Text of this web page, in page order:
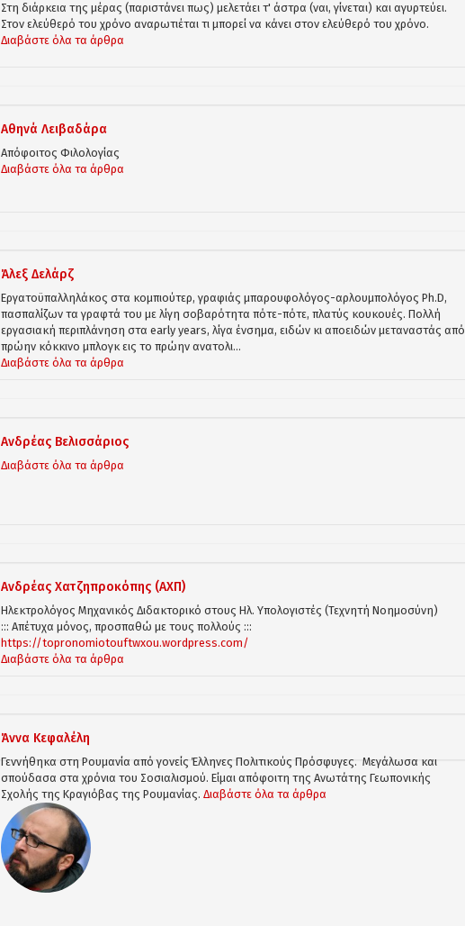
Στη διάρκεια της μέρας (παριστάνει πως) μελετάει τ' άστρα (ναι, γίνεται) και αγυρτεύει.
Στον ελεύθερό του χρόνο αναρωτιέται τι μπορεί να κάνει στον ελεύθερό του χρόνο.
Διαβάστε όλα τα άρθρα
Αθηνά Λειβαδάρα
Απόφοιτος Φιλολογίας
Διαβάστε όλα τα άρθρα
Άλεξ Δελάρζ
Εργατοϋπαλληλάκος στα κομπιούτερ, γραφιάς μπαρουφολόγος-αρλουμπολόγος Ph.D,
πασπαλίζων τα γραφτά του με λίγη σοβαρότητα πότε-πότε, πλατύς κουκουές. Πολλή
εργασιακή περιπλάνηση στα early years, λίγα ένσημα, ειδών κι αποειδών μεταναστάς από
πρώην κόκκινο μπλογκ εις το πρώην ανατολι...
Διαβάστε όλα τα άρθρα
Ανδρέας Βελισσάριος
Διαβάστε όλα τα άρθρα
Ανδρέας Χατζηπροκόπης (ΑΧΠ)
Ηλεκτρολόγος Μηχανικός Διδακτορικό στους Ηλ. Υπολογιστές (Τεχνητή Νοημοσύνη)
::: Απέτυχα μόνος, προσπαθώ με τους πολλούς :::
https://topronomiotouftwxou.wordpress.com/
Διαβάστε όλα τα άρθρα
Άννα Κεφαλέλη
Γεννήθηκα στη Ρουμανία από γονείς Έλληνες Πολιτικούς Πρόσφυγες. Μεγάλωσα και
σπούδασα στα χρόνια του Σοσιαλισμού. Είμαι απόφοιτη της Ανωτάτης Γεωπονικής
Σχολής της Κραγιόβας της Ρουμανίας. Διαβάστε όλα τα άρθρα